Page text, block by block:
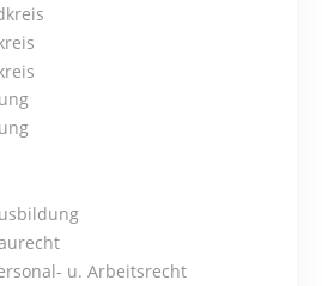
u. Arbeitsrecht